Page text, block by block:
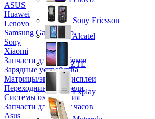
ASUS
Huawei
Lenovo
Samsung Galaxy Tab
Sony
Xiaomi
Запчасти для ноутбуков
Зарядные устройства
Матрицы/экраны/дисплеи
Переходники и кабели
Системы охлаждения
Запчасти для смарт часов
Asus
Sony Ericsson
Alcatel
ZTE
Explay